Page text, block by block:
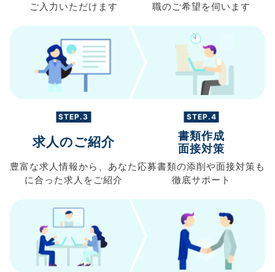
ご入力 いただけます
職のご希望を伺います
STEP.3
求人のご紹介
豊富な求人情報から、 あなた
に合った求人を ご紹介
STEP.4
書類作成
面接対策
応募書類の添削や面接対策も
徹底サポート